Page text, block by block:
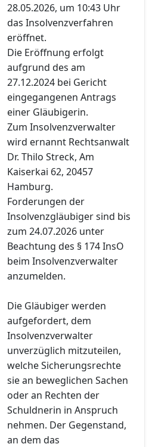
28.05.2026, um 10:43 Uhr
das Insolvenzverfahren
eröffnet.
Die Eröffnung erfolgt
aufgrund des am
27.12.2024 bei Gericht
eingegangenen Antrags
einer Gläubigerin.
Zum Insolvenzverwalter
wird ernannt Rechtsanwalt
Dr. Thilo Streck, Am
Kaiserkai 62, 20457
Hamburg.
Forderungen der
Insolvenzgläubiger sind bis
zum 24.07.2026 unter
Beachtung des § 174 InsO
beim Insolvenzverwalter
anzumelden.
Die Gläubiger werden
aufgefordert, dem
Insolvenzverwalter
unverzüglich mitzuteilen,
welche Sicherungsrechte
sie an beweglichen Sachen
oder an Rechten der
Schuldnerin in Anspruch
nehmen. Der Gegenstand,
an dem das